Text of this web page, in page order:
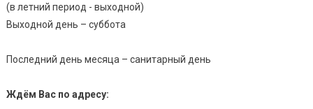
(в летний период - выходной)
Выходной день – суббота
Последний день месяца – санитарный день
Ждём Вас по адресу: